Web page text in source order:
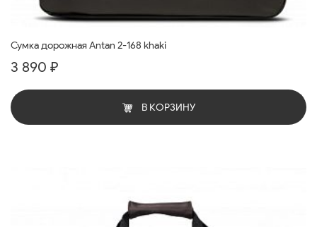
Сумка дорожная Antan 2-168 khaki
3 890 ₽
В КОРЗИНУ